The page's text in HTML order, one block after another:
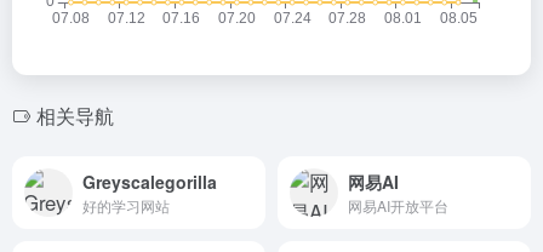
相关导航
Greyscalegorilla
好的学习网站
网易AI
网易AI开放平台